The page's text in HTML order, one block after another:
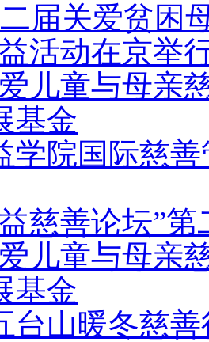
届关爱贫困
活动在京举
儿童与母亲
基金
学院国际慈
慈善论坛”
儿童与母亲
基金
台山暖冬慈